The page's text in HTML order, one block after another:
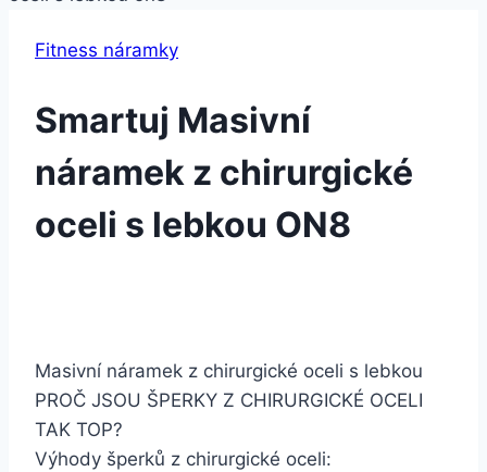
Fitness náramky
Smartuj Masivní
náramek z chirurgické
oceli s lebkou ON8
Masivní náramek z chirurgické oceli s lebkou
PROČ JSOU ŠPERKY Z CHIRURGICKÉ OCELI
TAK TOP?
Výhody šperků z chirurgické oceli: